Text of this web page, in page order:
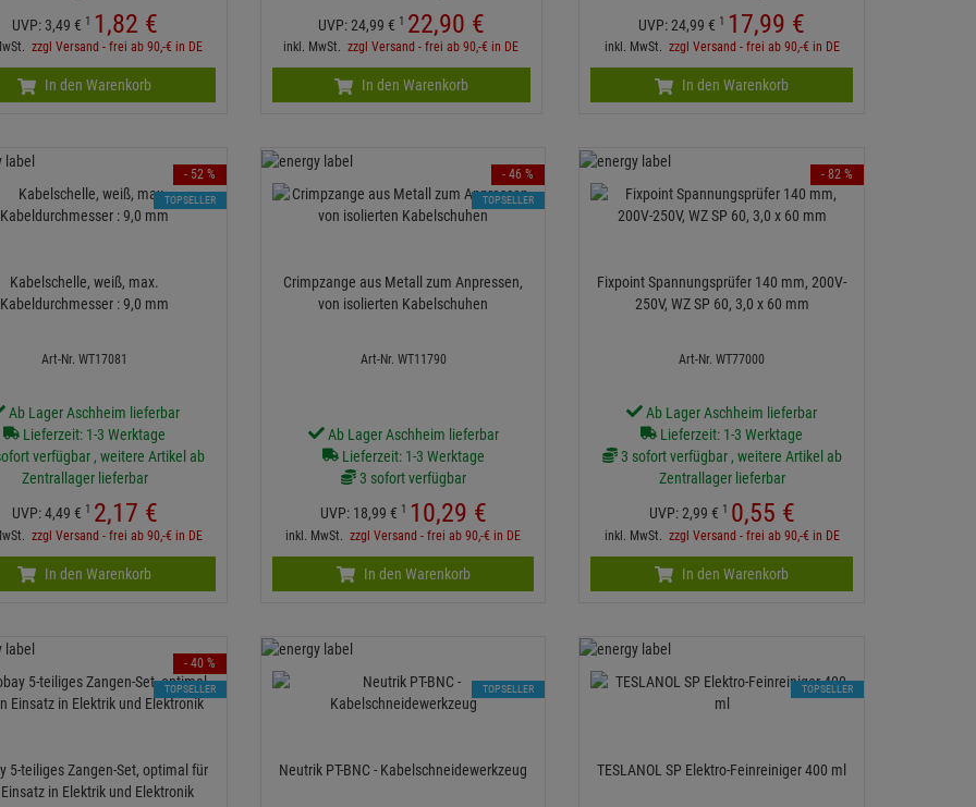
UVP: 3,49 € 1 1,82 €
zzgl Versand - frei ab 90,-€ in DE
In den Warenkorb
UVP:24,99 € 1 22,90 €
inkl. MwSt.zzgl Versand - frei ab 90,-€ in DE
In den Warenkorb
UVP:24,99 € 1 17,99 €
inkl. MwSt. zzgl Versand - frei ab 90,-€ in DE
In den Warenkorb
Kabelschelle, weiß, max.
Kabeldurchmesser : 9,0 mm
Art-Nr. WT17081
Ab Lager Aschheim lieferbar
Lieferzeit: 1-3 Werktage
verfügbar , weitere Artikel ab
Zentrallager lieferbar
UVP:4,49 € 1 2,17 €
zzgl Versand - frei ab 90,-€ in DE
- 52 %
TOPSELLER
In den Warenkorb
Crimpzange aus Metall zum Anpressen,
von isolierten Kabelschuhen
Art-Nr. WT11790
Ab Lager Aschheim lieferbar
Lieferzeit: 1-3 Werktage
3 sofort verfügbar
UVP: 18,99 € 1 10,29 €
inkl. MwSt.zzgl Versand - frei ab 90,-€ in DE
- 46 %
TOPSELLER
In den Warenkorb
Fixpoint Spannungsprüfer 140 mm, 200V-
250V, WZ SP 60, 3,0 x 60 mm
Art-Nr. WT77000
Ab Lager Aschheim lieferbar
Lieferzeit: 1-3 Werktage
3 sofort verfügbar , weitere Artikel ab
Zentrallager lieferbar
UVP:2,99 € 1 0,55 €
inkl. MwSt. zzgl Versand - frei ab 90,-€ in DE
- 82 %
In den Warenkorb
5-teiliges Zangen-Set, optimal für
in Elektrik und Elektronik
- 40 %
TOPSELLER
Neutrik PT-BNC - Kabelschneidewerkzeug
TOPSELLER
TESLANOL SP Elektro-Feinreiniger 400 ml
TOPSELLER